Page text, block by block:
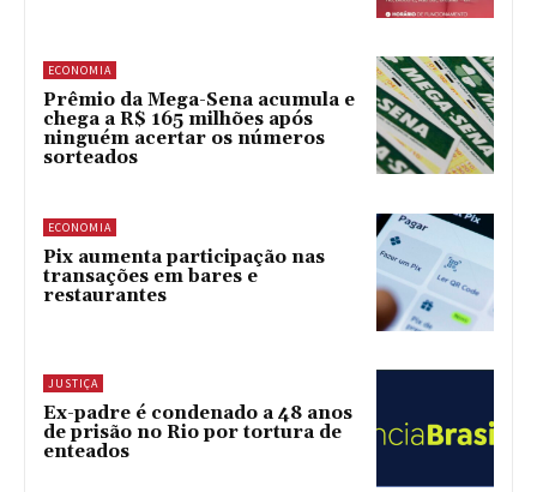
ECONOMIA
Prêmio da Mega-Sena acumula e
chega a R$ 165 milhões após
ninguém acertar os números
sorteados
ECONOMIA
Pix aumenta participação nas
transações em bares e
restaurantes
JUSTIÇA
Ex-padre é condenado a 48 anos
de prisão no Rio por tortura de
enteados